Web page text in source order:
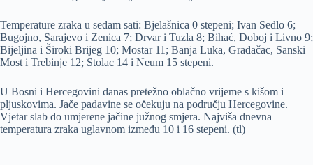
Temperature zraka u sedam sati: Bjelašnica 0 stepeni; Ivan Sedlo 6;
Bugojno, Sarajevo i Zenica 7; Drvar i Tuzla 8; Bihać, Doboj i Livno 9;
Bijeljina i Široki Brijeg 10; Mostar 11; Banja Luka, Gradačac, Sanski
Most i Trebinje 12; Stolac 14 i Neum 15 stepeni.
U Bosni i Hercegovini danas pretežno oblačno vrijeme s kišom i
pljuskovima. Jače padavine se očekuju na području Hercegovine.
Vjetar slab do umjerene jačine južnog smjera. Najviša dnevna
temperatura zraka uglavnom između 10 i 16 stepeni. (tl)